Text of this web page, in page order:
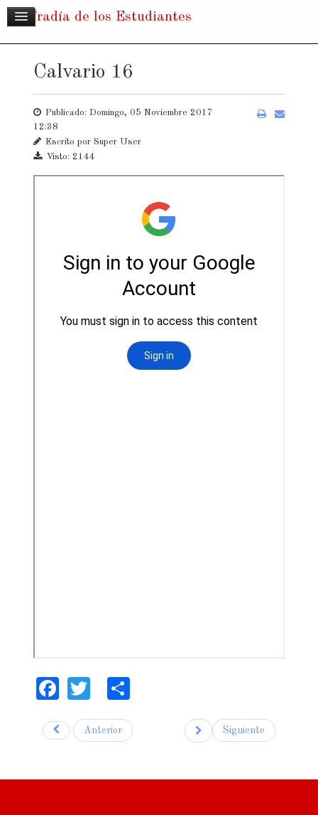
Cofradía de los Estudiantes
Calvario 16
Publicado: Domingo, 05 Noviembre 2017
12:38
Escrito por Super User
Visto: 2144
Facebook
Twitter
Anterior Siguiente